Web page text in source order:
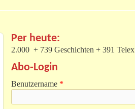
Per heute:
2.000 + 739 Geschichten + 391 Telex
Abo-Login
Benutzername *